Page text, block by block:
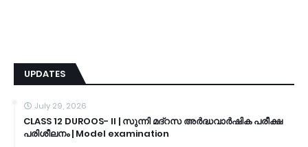
UPDATES
July 29, 2026
CLASS 12 DUROOS- II | സുന്നി മദ്റസ അർദ്ധവാർഷിക പരീക്ഷ
പരിശീലനം | Model examination